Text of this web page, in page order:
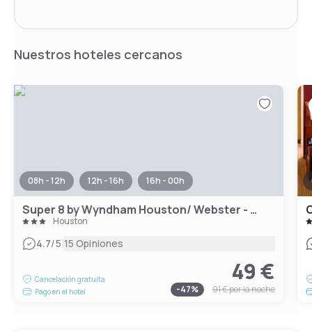
Nuestros hoteles cercanos
08h - 12h 12h - 16h 16h - 00h
Super 8 by Wyndham Houston/ Webster - NASA
Houston
4.7/5|15 Opiniones
Cancelación gratuita
Pago en el hotel
49 €
-47% 91 €por la noche